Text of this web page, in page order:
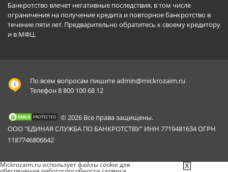
Банкротство влечет негативные последствия, в том числе
ограничения на получение кредита и повторное банкротство в
течение пяти лет. Предварительно обратитесь к своему кредитору
и в МФЦ.
По всем вопросам пишитеadmin@mickrozaim.ru
Телефон 8 800 100 68 12
© 2026 Все права защищены.
ООО "ЕДИНАЯ СЛУЖБА ПО БАНКРОТСТВУ" ИНН 7719481634 ОГРН
1187746806642
Mickrozaim.ru использует файлы cookie для X